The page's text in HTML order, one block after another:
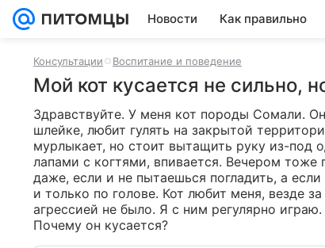
Новости Как правильно
Консультации Воспитание и поведение
Мой кот кусается не сильно,
Здравствуйте. У меня кот породы Сомали.
шлейке, любит гулять на закрытой
мурлыкает, но стоит вытащить руку из-под
лапами с когтями, впивается. Вечером тоже
даже, если и не пытаешься погладить, а
и только по голове. Кот любит меня, везде
агрессией не было. Я с ним регулярно
Почему он кусается?